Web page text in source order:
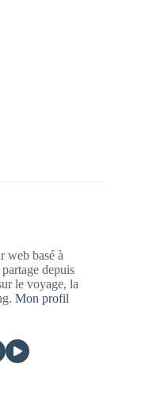
web basé à
depuis
le voyage, la
Mon profil